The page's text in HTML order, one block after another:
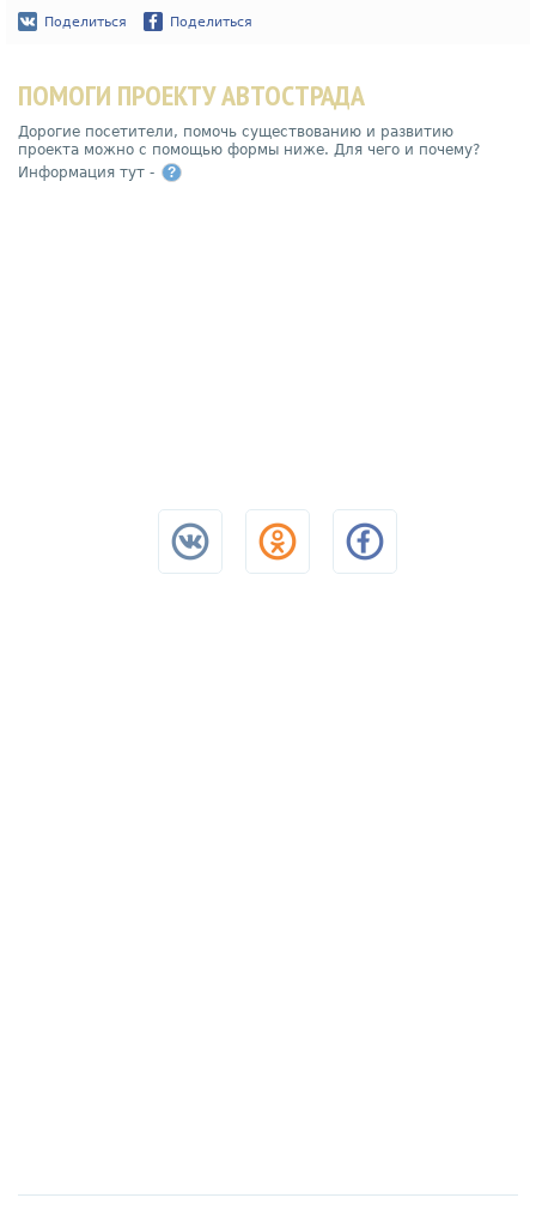
Поделиться Поделиться
ПОМОГИ ПРОЕКТУ АВТОСТРАДА
Дорогие посетители, помочь существованию и развитию
проекта можно с помощью формы ниже. Для чего и почему?
Информация тут -
?